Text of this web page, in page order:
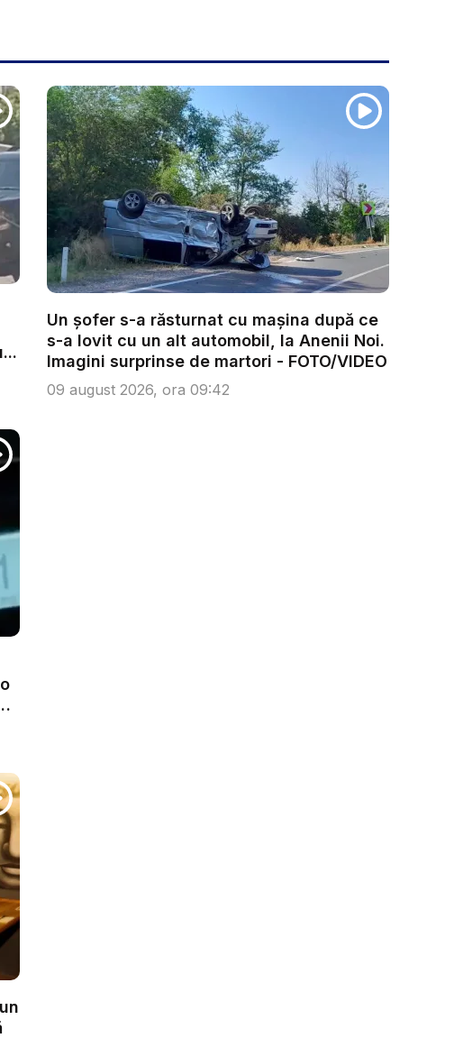
Un șofer s-a răsturnat cu mașina după ce
s-a lovit cu un alt automobil, la Anenii Noi.
Imagini surprinse de martori - FOTO/VIDEO
09 august 2026, ora 09:42